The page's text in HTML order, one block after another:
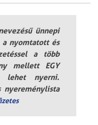
ünnepi
nyomtatott és
a több
mellett EGY
lehet nyerni.